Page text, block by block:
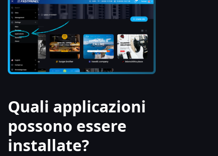
Quali applicazioni
possono essere
installate?